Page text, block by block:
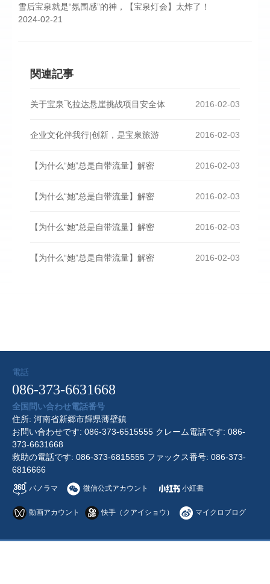
雪后宝泉就是“氛围感”的神，【宝泉灯会】太炸了！
2024-02-21
関連記事
2016-02-03
关于宝泉飞拉达悬崖挑战项目安全体
2016-02-03
企业文化伴我行|创新，是宝泉旅游
2016-02-03
【为什么“她”总是自带流量】解密
2016-02-03
【为什么“她”总是自带流量】解密
2016-02-03
【为什么“她”总是自带流量】解密
2016-02-03
【为什么“她”总是自带流量】解密
電話
086-373-6631668
全国問い合わせ電話番号
住所: 河南省新郷市輝県薄壁鎮
お問い合わせです: 086-373-6515555 クレーム電話です: 086-
373-6631668
救助の電話です: 086-373-6815555 ファックス番号: 086-373-
6816666
パノラマ 微信公式アカウント 小紅書
動画アカウント 快手（クアイショウ） マイクロブログ